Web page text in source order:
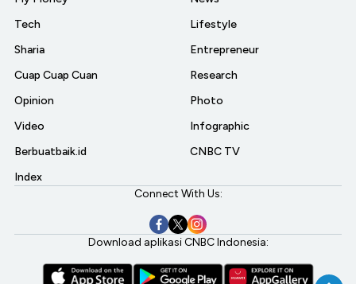
Tech
Sharia
Cuap Cuap Cuan
Opinion
Video
Berbuatbaik.id
Index
Lifestyle
Entrepreneur
Research
Photo
Infographic
CNBC TV
Connect With Us:
Download aplikasi CNBC Indonesia: